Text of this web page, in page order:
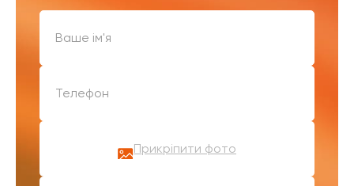
Прикріпити фото